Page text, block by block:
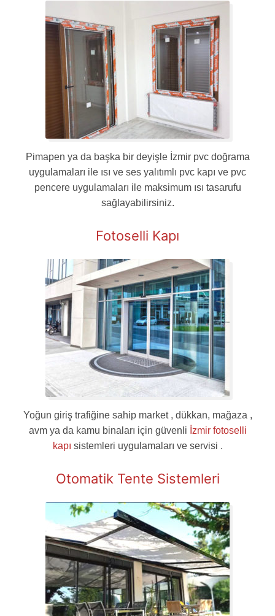
Pimapen ya da başka bir deyişle İzmir pvc doğrama
uygulamaları ile ısı ve ses yalıtımlı pvc kapı ve pvc
pencere uygulamaları ile maksimum ısı tasarufu
sağlayabilirsiniz.
Fotoselli Kapı
Yoğun giriş trafiğine sahip market , dükkan, mağaza ,
avm ya da kamu binaları için güvenli İzmir fotoselli
kapı sistemleri uygulamaları ve servisi .
Otomatik Tente Sistemleri